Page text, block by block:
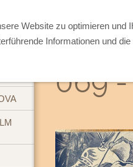
069
Website zu optimieren und
Informationen und